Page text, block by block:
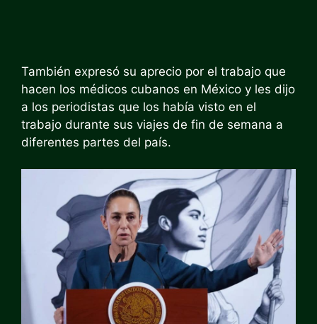
También expresó su aprecio por el trabajo que
hacen los médicos cubanos en México y les dijo
a los periodistas que los había visto en el
trabajo durante sus viajes de fin de semana a
diferentes partes del país.